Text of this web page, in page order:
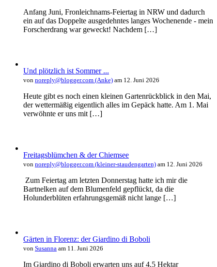
Anfang Juni, Fronleichnams-Feiertag in NRW und dadurch
ein auf das Doppelte ausgedehntes langes Wochenende - mein
Forscherdrang war geweckt! Nachdem […]
Und plötzlich ist Sommer ...
von noreply@blogger.com (Anke) am 12. Juni 2026
Heute gibt es noch einen kleinen Gartenrückblick in den Mai,
der wettermäßig eigentlich alles im Gepäck hatte. Am 1. Mai
verwöhnte er uns mit […]
Freitagsblümchen & der Chiemsee
von noreply@blogger.com (kleiner-staudengarten) am 12. Juni 2026
Zum Feiertag am letzten Donnerstag hatte ich mir die
Bartnelken auf dem Blumenfeld gepflückt, da die
Holunderblüten erfahrungsgemäß nicht lange […]
Gärten in Florenz: der Giardino di Boboli
von Susanna am 11. Juni 2026
Im Giardino di Boboli erwarten uns auf 4,5 Hektar